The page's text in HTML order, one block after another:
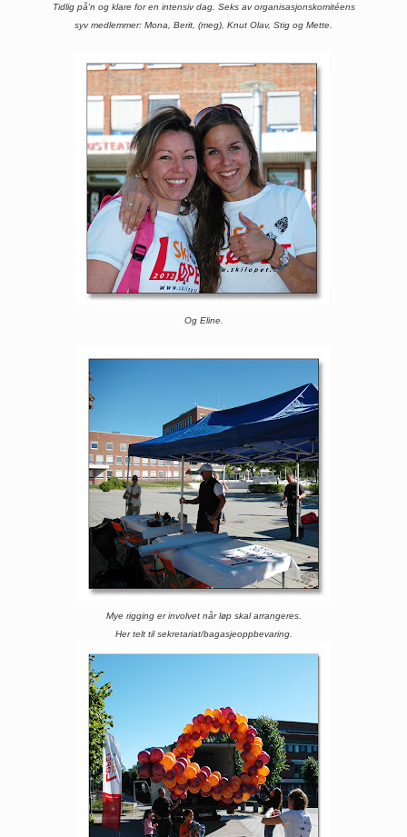
Tidlig på'n og klare for en intensiv dag. Seks av organisasjonskomitéens
syv medlemmer: Mona, Berit, (meg), Knut Olav, Stig og Mette.
Og Eline.
Mye rigging er involvet når løp skal arrangeres.
Her telt til sekretariat/bagasjeoppbevaring.